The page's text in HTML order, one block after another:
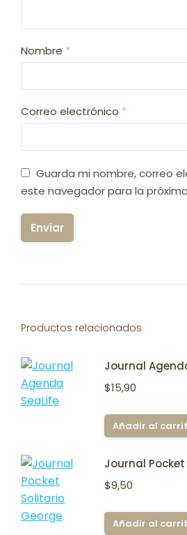
Nombre *
Correo electrónico *
Guarda mi nombre, correo
este navegador para la
Productos relacionados
Journal
$15,90
Añadir al
Journal
$9,50
Añadir al